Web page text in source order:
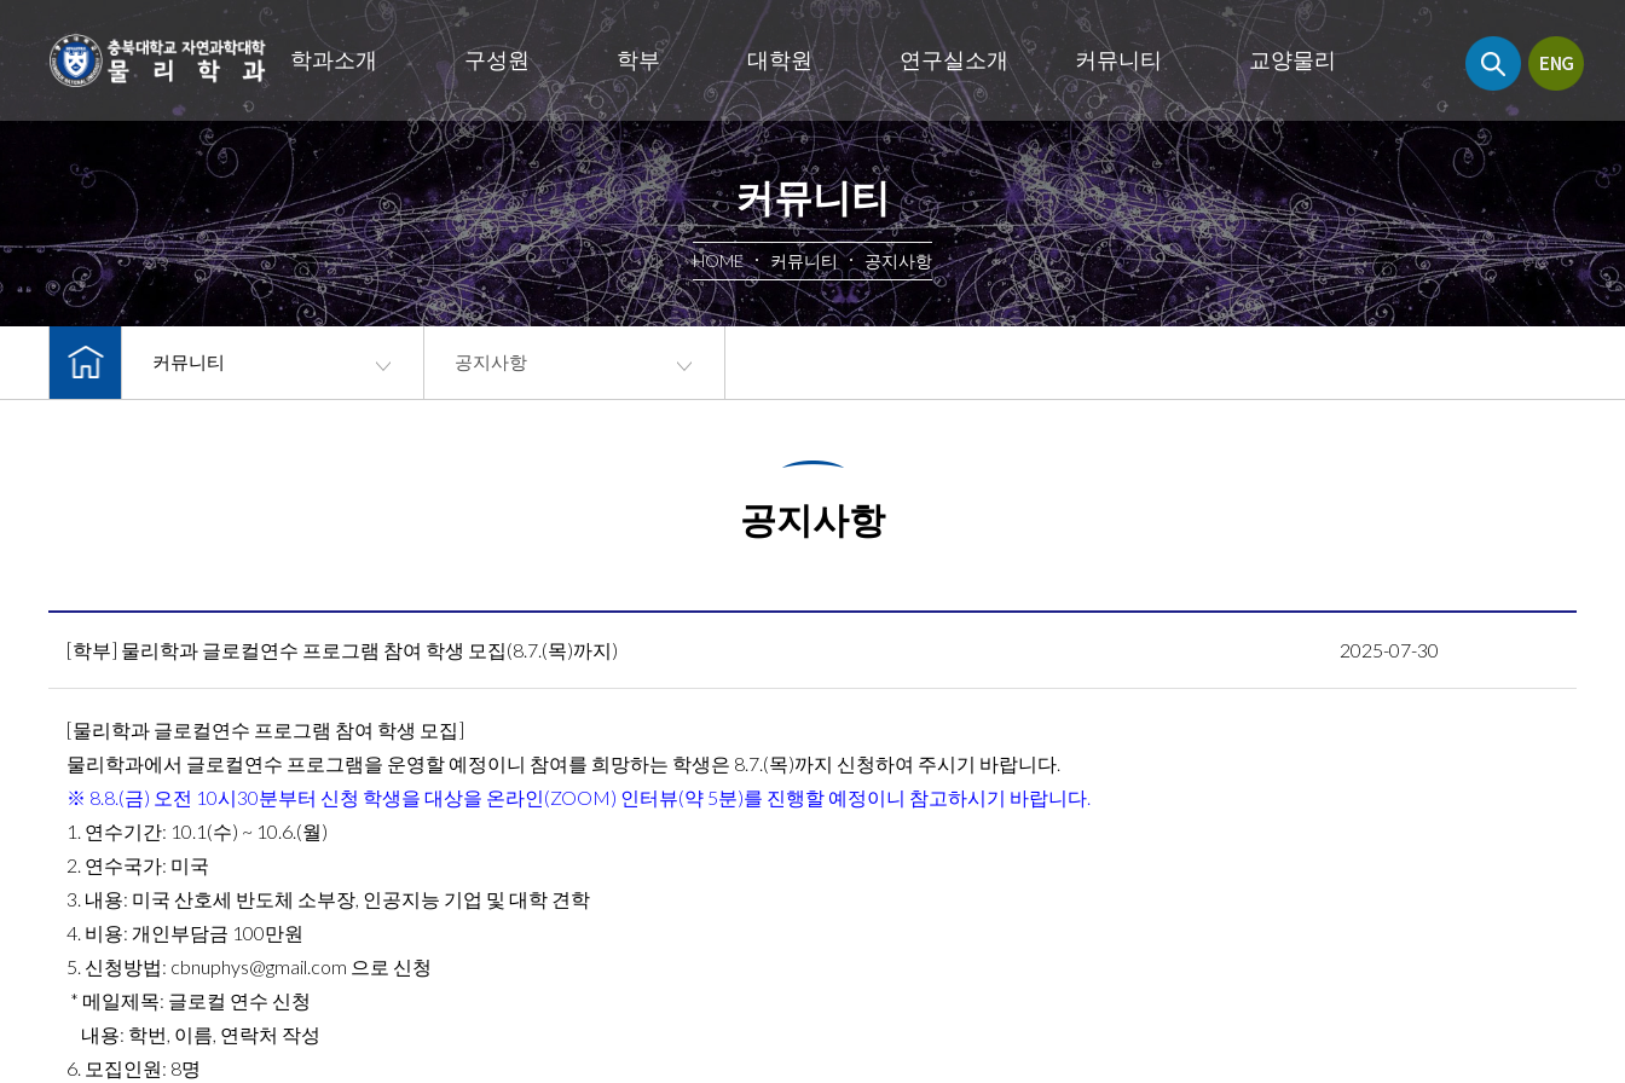
학과소개 구성원 학부 대학원 연구실소개 커뮤니티 교양물리
커뮤니티
HOME 커뮤니티 공지사항
커뮤니티 공지사항
공지사항
[학부] 물리학과 글로컬연수 프로그램 참여 학생 모집(8.7.(목)까지) 2025-07-30
[물리학과 글로컬연수 프로그램 참여 학생 모집]
물리학과에서 글로컬연수 프로그램을 운영할 예정이니 참여를 희망하는 학생은 8.7.(목)까지 신청하여 주시기 바랍니다.
※ 8.8.(금) 오전 10시30분부터 신청 학생을 대상을 온라인(ZOOM) 인터뷰(약 5분)를 진행할 예정이니 참고하시기 바랍니다.
1. 연수기간: 10.1(수) ~ 10.6.(월)
2. 연수국가: 미국
3. 내용: 미국 산호세 반도체 소부장, 인공지능 기업 및 대학 견학
4. 비용: 개인부담금 100만원
5. 신청방법: cbnuphys@gmail.com 으로 신청
* 메일제목: 글로컬 연수 신청
내용: 학번, 이름, 연락처 작성
6. 모집인원: 8명